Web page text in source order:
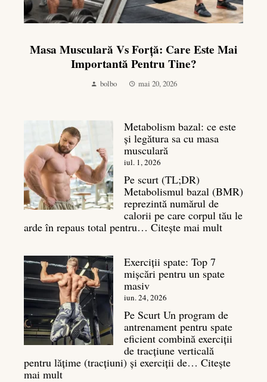
Masa Musculară Vs Forță: Care Este Mai
Importantă Pentru Tine?
bolbo mai 20, 2026
Metabolism bazal: ce este
și legătura sa cu masa
musculară
iul. 1, 2026
Pe scurt (TL;DR)
Metabolismul bazal (BMR)
reprezintă numărul de
calorii pe care corpul tău le
arde în repaus total pentru… Citește mai mult:
este
sa
cu
masa
musculară
Exerciții spate: Top 7
mișcări pentru un spate
masiv
iun. 24, 2026
Pe Scurt Un program de
antrenament pentru spate
eficient combină exerciții
de tracțiune verticală
pentru lățime (tracțiuni) și exerciții de… Citește
mai mult: